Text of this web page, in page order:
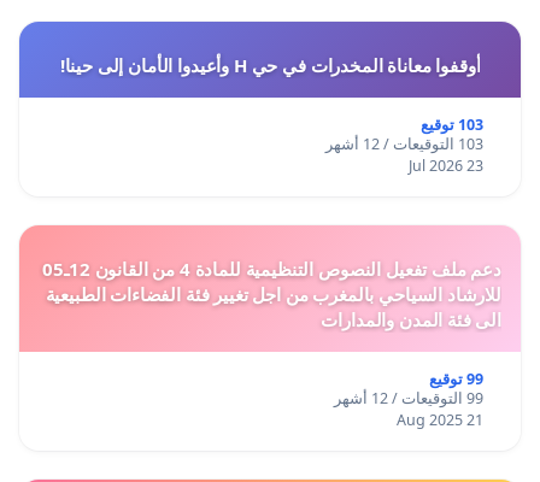
أوقفوا معاناة المخدرات في حي H وأعيدوا الأمان إلى حينا!
103 توقيع
103 التوقيعات / 12 أشهر
23 Jul 2026
دعم ملف تفعيل النصوص التنظيمية للمادة 4 من القانون 12ـ05
للارشاد السياحي بالمغرب من اجل تغيير فئة الفضاءات الطبيعية
الى فئة المدن والمدارات
99 توقيع
99 التوقيعات / 12 أشهر
21 Aug 2025